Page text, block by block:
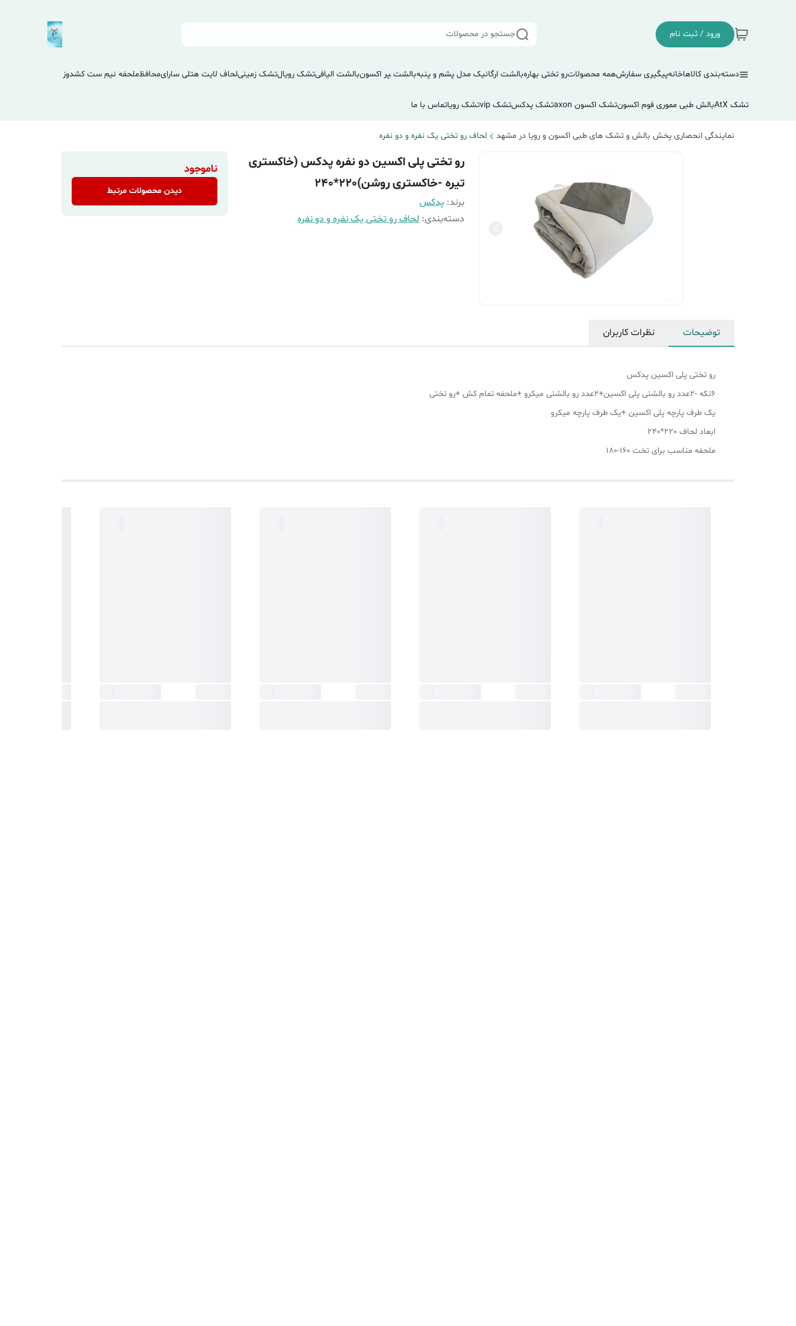
ورود / ثبت نام جستجو در محصولات
دسته‌بندی کالاهاخانهپیگیری سفارشهمه محصولاترو تختی بهارهبالشت ارگانیک مدل پشم و پنبهبالشت ‍‍‍پر اکسونبالشت الیافیتشک رویالتشک زمینیلحاف لایت هتلی سارایمحافظملحفه نیم ست کشدوز
تشک AtX بالش طبی مموری فوم اکسونتشک اکسون axon تشک پدکستشک vip تشک رویاتماس با ما
نمایندگی انحصاری پخش بالش و تشک های طبی اکسون و رویا در مشهد لحاف رو تختی یک نفره و دو نفره
رو تختی پلی اکسین دو نفره پدکس (خاکستری
تیره -خاکستری روشن)220*240
برند: پدکس
دسته‌بندی:لحاف رو تختی یک نفره و دو نفره
ناموجود
دیدن محصولات مرتبط
توضیحات نظرات کاربران
رو تختی پلی اکسین پدکس
6تکه -2عدد رو بالشتی پلی اکسین+2عدد رو بالشتی میکرو +ملحفه تمام کش +رو تختی
یک طرف پارچه پلی اکسین +یک طرف پارچه میکرو
ابعاد لحاف ۲20*240
ملحفه مناسب برای تخت 160-180